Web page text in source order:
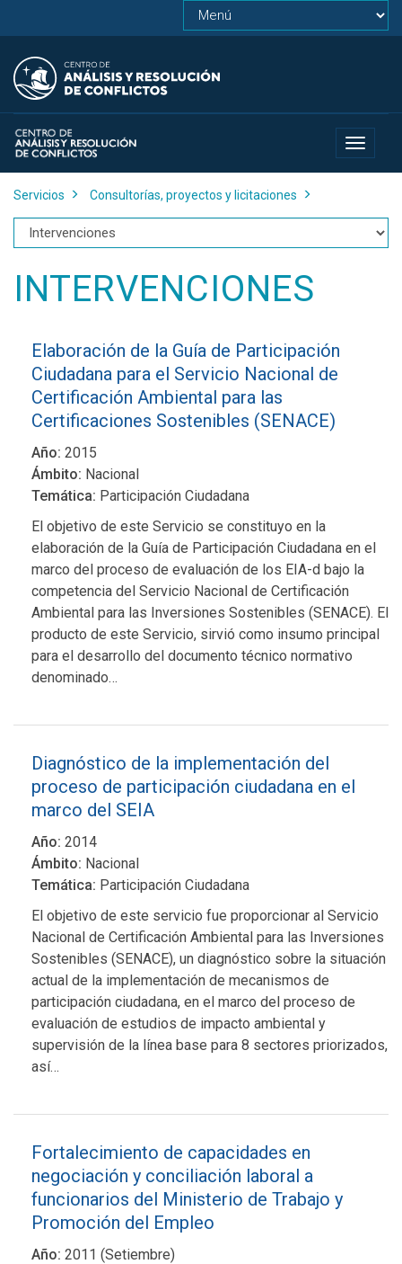
Toggle
Servicios Consultorías, proyectos y licitaciones
INTERVENCIONES
Elaboración de la Guía de Participación
Ciudadana para el Servicio Nacional de
Certificación Ambiental para las
Certificaciones Sostenibles (SENACE)
Año: 2015
Ámbito: Nacional
Temática: Participación Ciudadana
El objetivo de este Servicio se constituyo en la
elaboración de la Guía de Participación Ciudadana en el
marco del proceso de evaluación de los EIA-d bajo la
competencia del Servicio Nacional de Certificación
Ambiental para las Inversiones Sostenibles (SENACE). El
producto de este Servicio, sirvió como insumo principal
para el desarrollo del documento técnico normativo
denominado…
Diagnóstico de la implementación del
proceso de participación ciudadana en el
marco del SEIA
Año: 2014
Ámbito: Nacional
Temática: Participación Ciudadana
El objetivo de este servicio fue proporcionar al Servicio
Nacional de Certificación Ambiental para las Inversiones
Sostenibles (SENACE), un diagnóstico sobre la situación
actual de la implementación de mecanismos de
participación ciudadana, en el marco del proceso de
evaluación de estudios de impacto ambiental y
supervisión de la línea base para 8 sectores priorizados,
así…
Fortalecimiento de capacidades en
negociación y conciliación laboral a
funcionarios del Ministerio de Trabajo y
Promoción del Empleo
Año: 2011 (Setiembre)